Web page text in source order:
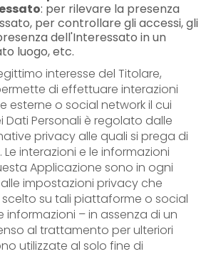
: per rilevare la presenza
per controllare gli accessi, gli
dell'Interessato in un
luogo, etc.
interesse del Titolare,
di effettuare interazioni
esterne o social network il cui
Personali è regolato dalle
privacy alle quali si prega di
interazioni e le informazioni
Applicazione sono in ogni
impostazioni privacy che
scelto su tali piattaforme o social
informazioni – in assenza di un
al trattamento per ulteriori
utilizzate al solo fine di